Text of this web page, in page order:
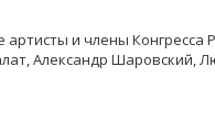
артисты и члены
Александр Шаровский,